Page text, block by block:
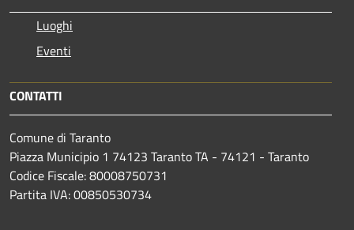
Luoghi
Eventi
CONTATTI
Comune di Taranto
Piazza Municipio 1 74123 Taranto TA - 74121 - Taranto
Codice Fiscale: 80008750731
Partita IVA: 00850530734